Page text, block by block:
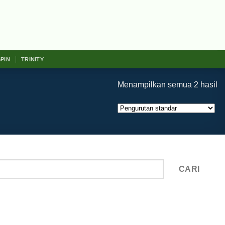
TRINITY
Menampilkan semua 2 hasil
CARI